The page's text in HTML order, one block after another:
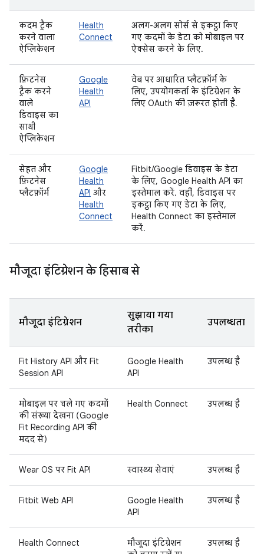
कदम ट्रैक
करने वाला
ऐप्लिकेशन
Health
Connect
अलग-अलग सोर्स से इकट्ठा किए
गए कदमों के डेटा को मोबाइल पर
ऐक्सेस करने के लिए.
फ़िटनेस
ट्रैक करने
वाले
डिवाइस का
साथी
ऐप्लिकेशन
Google
Health
API
वेब पर आधारित प्लैटफ़ॉर्म के
लिए, उपयोगकर्ता के इंटिग्रेशन के
लिए OAuth की ज़रूरत होती है.
सेहत और
फ़िटनेस
प्लैटफ़ॉर्म
Google
Health
API और
Health
Connect
Fitbit/Google डिवाइस के डेटा
के लिए, Google Health API का
इस्तेमाल करें. वहीं, डिवाइस पर
इकट्ठा किए गए डेटा के लिए,
Health Connect का इस्तेमाल
करें.
मौजूदा इंटिग्रेशन के हिसाब से
मौजूदा इंटिग्रेशन
सुझाया गया
तरीका
उपलब्धता
Fit History API और Fit
Session API
Google Health
API
उपलब्ध है
मोबाइल पर चले गए कदमों
की संख्या देखना (Google
Fit Recording API की
मदद से)
Health Connect उपलब्ध है
Wear OS पर Fit API स्वास्थ्य सेवाएं उपलब्ध है
Fitbit Web API
Google Health
API
उपलब्ध है
Health Connect
मौजूदा इंटिग्रेशन
उपलब्ध है